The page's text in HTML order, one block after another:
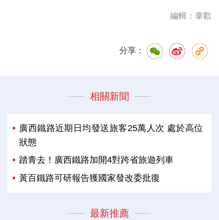
編輯：韋歡
分享：
相關新聞
廣西鐵路近期日均發送旅客25萬人次 處於高位
狀態
踏青去！廣西鐵路加開4對跨省旅遊列車
黃百鐵路可研報告獲國家發改委批復
最新推薦